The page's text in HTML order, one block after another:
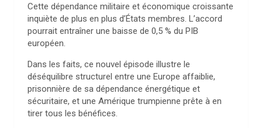
Cette dépendance militaire et économique croissante
inquiète de plus en plus d’États membres. L’accord
pourrait entraîner une baisse de 0,5 % du PIB
européen.
Dans les faits, ce nouvel épisode illustre le
déséquilibre structurel entre une Europe affaiblie,
prisonnière de sa dépendance énergétique et
sécuritaire, et une Amérique trumpienne prête à en
tirer tous les bénéfices.